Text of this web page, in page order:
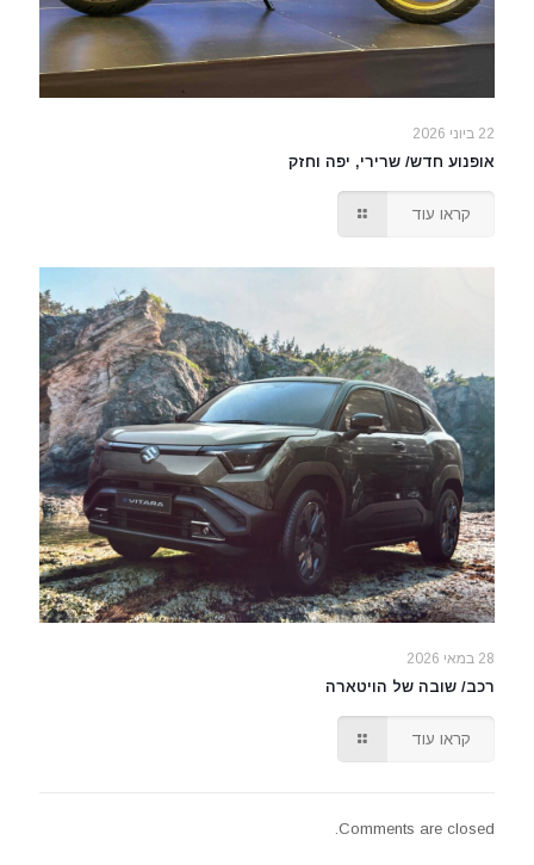
22 ביוני 2026
אופנוע חדש/ שרירי, יפה וחזק
קראו עוד
28 במאי 2026
רכב/ שובה של הויטארה
קראו עוד
Comments are closed.